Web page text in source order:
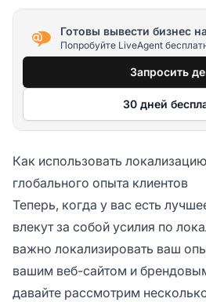
Готовы вывести бизнес
Попробуйте LiveAgent
Запросить
30 дней
Как использовать
глобального опыта клиентов
Теперь, когда у вас есть
влекут за собой усилия по
важно локализировать ваш
вашим веб-сайтом и
давайте рассмотрим